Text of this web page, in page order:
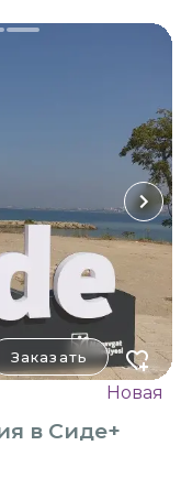
Заказать
Новая
в Сиде+